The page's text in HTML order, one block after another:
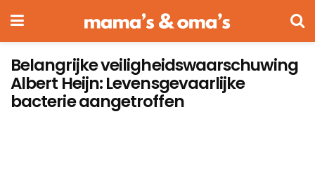
Belangrijke veiligheidswaarschuwing
Albert Heijn: Levensgevaarlijke
bacterie aangetroffen